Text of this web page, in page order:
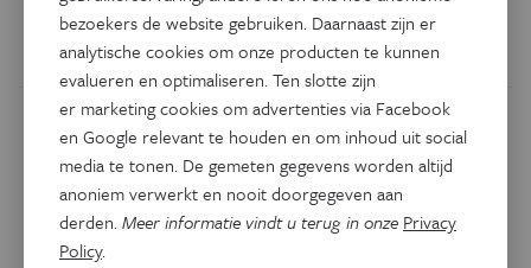
het pad voor de verlichting.
DoorFrederik Dhondt
bezoekers de website gebruiken. Daarnaast zijn er
analytische cookies om onze producten te kunnen
evalueren en optimaliseren. Ten slotte zijn
er marketing cookies om advertenties via Facebook
en Google relevant te houden en om inhoud uit social
media te tonen. De gemeten gegevens worden altijd
anoniem verwerkt en nooit doorgegeven aan
derden.Meer informatie vindt u terug in onze Privacy
Policy.